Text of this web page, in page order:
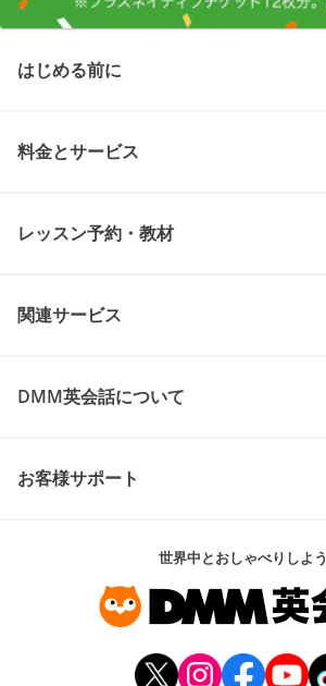
はじめる前に
料金とサービス
レッスン予約・教材
関連サービス
DMM英会話について
お客様サポート
世界中とおしゃべりしよう